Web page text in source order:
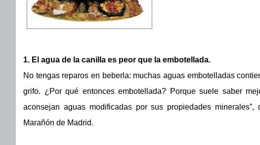
1. El agua de la canilla es peor que la embotellada.
No tengas reparos en beberla: muchas aguas embotelladas
grifo. ¿Por qué entonces embotellada? Porque suele saber
aconsejan aguas modificadas por sus propiedades
Marañón de Madrid.